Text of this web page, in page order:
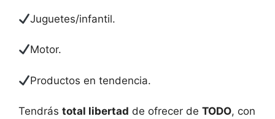
Juguetes/infantil.
Motor.
Productos en tendencia.
Tendrás total libertad de ofrecer de TODO, con